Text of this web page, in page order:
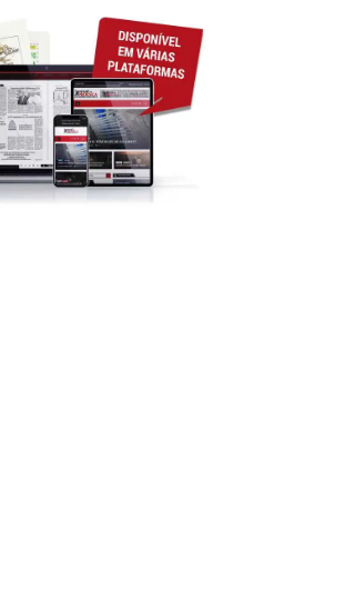
SOCIEDADE
Vila de Rei: 2.ª Neon Walk
reuniu...
14:35 - 7 de Agosto, 2026